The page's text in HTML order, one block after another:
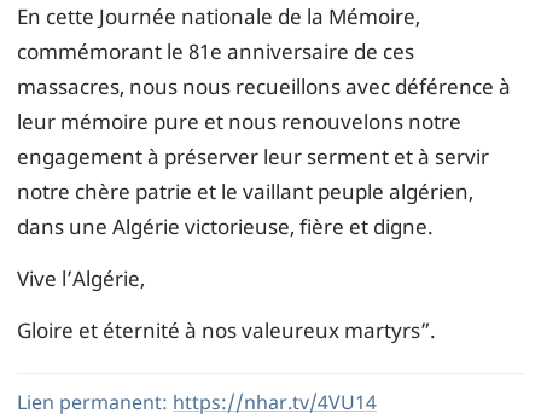
En cette Journée nationale de la Mémoire,
commémorant le 81e anniversaire de ces
massacres, nous nous recueillons avec déférence à
leur mémoire pure et nous renouvelons notre
engagement à préserver leur serment et à servir
notre chère patrie et le vaillant peuple algérien,
dans une Algérie victorieuse, fière et digne.
Vive l’Algérie,
Gloire et éternité à nos valeureux martyrs”.
Lien permanent: https://nhar.tv/4VU14